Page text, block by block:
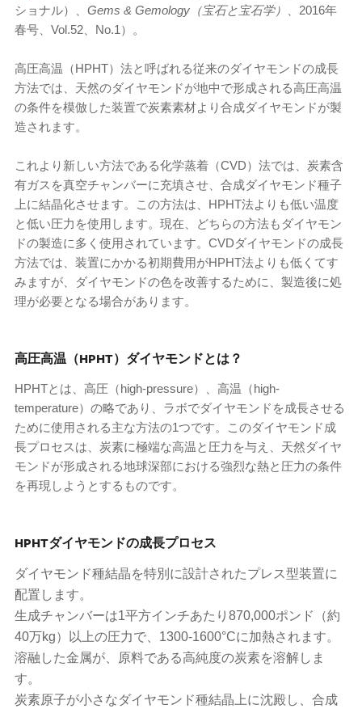
ショナル）、 Gems & Gemology（宝石と宝石学）
、2016年
春号、Vol.52、No.1）。
高圧高温（HPHT）法と呼ばれる従来のダイヤモンドの成長
方法では、天然のダイヤモンドが地中で形成される高圧高温
の条件を模倣した装置で炭素素材より合成ダイヤモンドが製
造されます。
これより新しい方法である化学蒸着（CVD）法では、炭素含
有ガスを真空チャンバーに充填させ、合成ダイヤモンド種子
上に結晶化させます。この方法は、HPHT法よりも低い温度
と低い圧力を使用します。現在、どちらの方法もダイヤモン
ドの製造に多く使用されています。CVDダイヤモンドの成長
方法では、装置にかかる初期費用がHPHT法よりも低くてす
みますが、ダイヤモンドの色を改善するために、製造後に処
理が必要となる場合があります。
高圧高温（HPHT）ダイヤモンドとは？
HPHTとは、高圧（high-pressure）、高温（high-
temperature）の略であり、ラボでダイヤモンドを成長させる
ために使用される主な方法の1つです。このダイヤモンド成
長プロセスは、炭素に極端な高温と圧力を与え、天然ダイヤ
モンドが形成される地球深部における強烈な熱と圧力の条件
を再現しようとするものです。
HPHTダイヤモンドの成長プロセス
ダイヤモンド種結晶を特別に設計されたプレス型装置に
配置します。
生成チャンバーは1平方インチあたり870,000ポンド（約
40万kg）以上の圧力で、1300-1600°Cに加熱されます。
溶融した金属が、原料である高純度の炭素を溶解しま
す。
炭素原子が小さなダイヤモンド種結晶上に沈殿し、合成